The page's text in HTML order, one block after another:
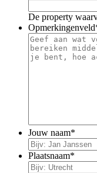
De property
Opmerkingenveld
Jouw naam*
Plaatsnaam*